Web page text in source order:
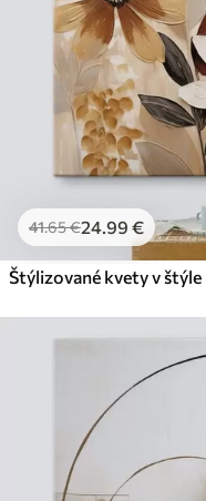
41.65€24.99 €
Štýlizované kvety v